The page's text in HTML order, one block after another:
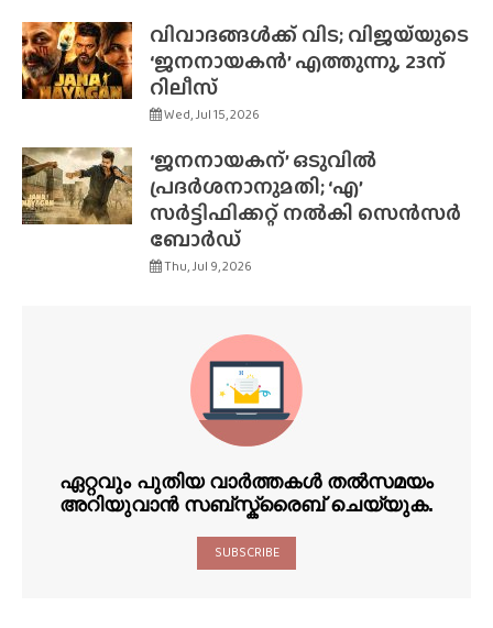
വിവാദങ്ങൾക്ക് വിട; വിജയ്‌യുടെ
‘ജനനായകൻ’ എത്തുന്നു, 23ന്
റിലീസ്
Wed, Jul 15, 2026
‘ജനനായകന്’ ഒടുവിൽ
പ്രദർശനാനുമതി; ‘എ’
സർട്ടിഫിക്കറ്റ് നൽകി സെൻസർ
ബോർഡ്
Thu, Jul 9, 2026
ഏറ്റവും പുതിയ വാർത്തകൾ തൽസമയം
അറിയുവാൻ സബ്സ്ക്രൈബ് ചെയ്യുക.
SUBSCRIBE